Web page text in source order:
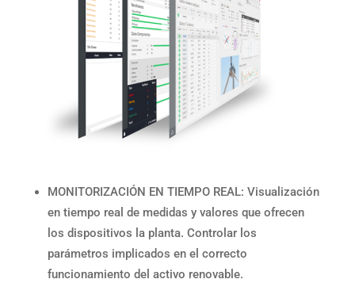
MONITORIZACIÓN EN TIEMPO REAL: Visualización
en tiempo real de medidas y valores que ofrecen
los dispositivos la planta. Controlar los
parámetros implicados en el correcto
funcionamiento del activo renovable.